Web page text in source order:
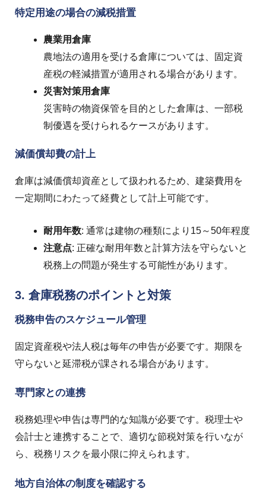
特定用途の場合の減税措置
農業用倉庫
農地法の適用を受ける倉庫については、固定資
産税の軽減措置が適用される場合があります。
災害対策用倉庫
災害時の物資保管を目的とした倉庫は、一部税
制優遇を受けられるケースがあります。
減価償却費の計上
倉庫は減価償却資産として扱われるため、建築費用を
一定期間にわたって経費として計上可能です。
耐用年数: 通常は建物の種類により15～50年程度
注意点: 正確な耐用年数と計算方法を守らないと
税務上の問題が発生する可能性があります。
3. 倉庫税務のポイントと対策
税務申告のスケジュール管理
固定資産税や法人税は毎年の申告が必要です。期限を
守らないと延滞税が課される場合があります。
専門家との連携
税務処理や申告は専門的な知識が必要です。税理士や
会計士と連携することで、適切な節税対策を行いなが
ら、税務リスクを最小限に抑えられます。
地方自治体の制度を確認する